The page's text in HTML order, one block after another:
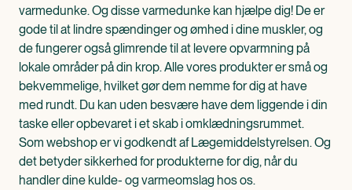
varmedunke. Og disse varmedunke kan hjælpe dig! De er
gode til at lindre spændinger og ømhed i dine muskler, og
de fungerer også glimrende til at levere opvarmning på
lokale områder på din krop. Alle vores produkter er små og
bekvemmelige, hvilket gør dem nemme for dig at have
med rundt. Du kan uden besvære have dem liggende i din
taske eller opbevaret i et skab i omklædningsrummet.
Som webshop er vi godkendt af Lægemiddelstyrelsen. Og
det betyder sikkerhed for produkterne for dig, når du
handler dine kulde- og varmeomslag hos os.